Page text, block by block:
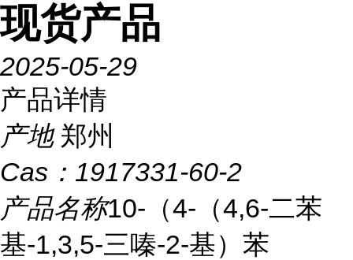
现货产品
2025-05-29
产品详情
产地 郑州
Cas： 1917331-60-2
产品名称10-（4-（4,6-二苯
基-1,3,5-三嗪-2-基）苯